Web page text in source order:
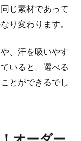
じ素材であって
り変わります。
、汗を吸いやす
いると、選べる
とができるでし